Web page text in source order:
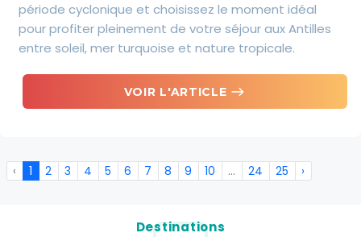
période cyclonique et choisissez le moment idéal
pour profiter pleinement de votre séjour aux Antilles
entre soleil, mer turquoise et nature tropicale.
VOIR L'ARTICLE east
‹ 1 2 3 4 5 6 7 8 9 10 ... 24 25 ›
Destinations